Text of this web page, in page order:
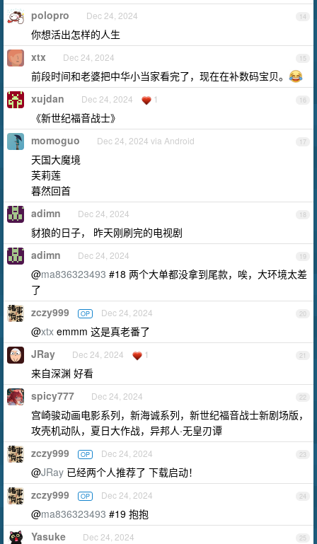
14
polopro Dec 24, 2024
你想活出怎样的人生
15
xtx Dec 24, 2024
前段时间和老婆把中华小当家看完了，现在在补数码宝贝。
16
xujdan Dec 24, 2024 1
《新世纪福音战士》
17
momoguo Dec 24, 2024 via Android
天国大魔境
芙莉莲
暮然回首
18
adimn Dec 24, 2024
豺狼的日子， 昨天刚刷完的电视剧
19
adimn Dec 24, 2024
@ma836323493 #18 两个大单都没拿到尾款，唉，大环境太差
了
20
zczy999 OP Dec 24, 2024
@xtx emmm 这是真老番了
21
JRay Dec 24, 2024 1
来自深渊 好看
22
spicy777 Dec 24, 2024
宫崎骏动画电影系列，新海诚系列，新世纪福音战士新剧场版，
攻壳机动队，夏日大作战，异邦人·无皇刃谭
23
zczy999 OP Dec 24, 2024
@JRay 已经两个人推荐了 下载启动！
24
zczy999 OP Dec 24, 2024
@ma836323493 #19 抱抱
25
Yasuke Dec 24, 2024